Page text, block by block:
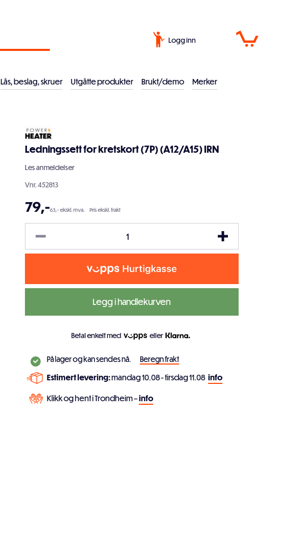
Logg inn
Lås, beslag, skruer Utgåtte produkter Brukt/demo Merker
Ledningssett for kretskort (7P) (A12/A15) IRN
Lesanmeldelser
Vnr.452813
79,-63,- ekskl. mva. Pris ekskl. frakt
Legg i handlekurven
Betal enkelt med eller
På lager og kan sendes nå.
Beregn frakt
Estimert levering:mandag 10.08 - tirsdag 11.08 info
Klikk og hent i Trondheim –info